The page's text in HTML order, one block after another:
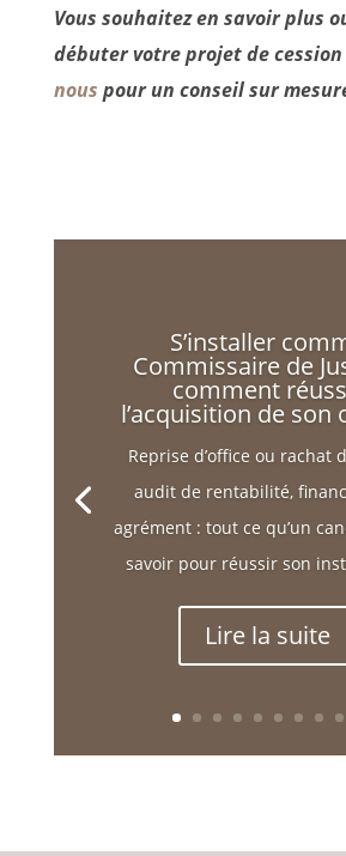
Vous souhaitez en savoir plus
débuter votre projet de cession
nous pour un conseil sur
S’installer
Commissaire de
comment
l’acquisition de son
Reprise d’office ou rachat
audit de rentabilité,
agrément : tout ce qu’un
savoir pour réussir son
Lire la suite